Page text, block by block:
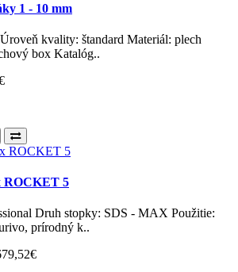
1 - 10 mm
kvality: štandard Materiál: plech
box Katalóg..
ROCKET 5
Druh stopky: SDS - MAX Použitie:
prírodný k..